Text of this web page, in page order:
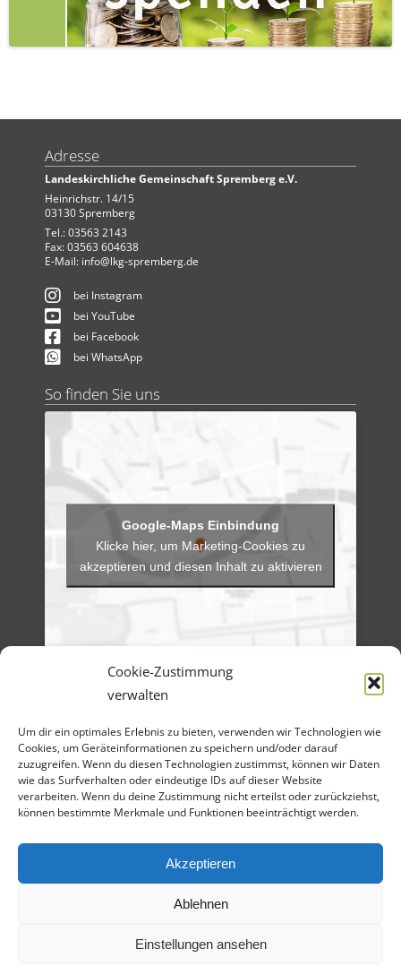
Cookie-Zustimmung
verwalten
Um dir ein optimales Erlebnis zu bieten, verwenden wir Technologien wie
Cookies, um Geräteinformationen zu speichern und/oder darauf
zuzugreifen. Wenn du diesen Technologien zustimmst, können wir Daten
wie das Surfverhalten oder eindeutige IDs auf dieser Website
verarbeiten. Wenn du deine Zustimmung nicht erteilst oder zurückziehst,
können bestimmte Merkmale und Funktionen beeinträchtigt werden.
Akzeptieren
Ablehnen
Einstellungen ansehen
Adresse
Landeskirchliche Gemeinschaft Spremberg e.V.
Heinrichstr. 14/15
03130 Spremberg
Tel.: 03563 2143
Fax: 03563 604638
E-Mail: info@lkg-spremberg.de
bei Instagram
bei YouTube
bei Facebook
bei WhatsApp
So finden Sie uns
Klicke hier, um Marketing-Cookies zu
akzeptieren und diesen Inhalt zu aktivieren
Artikel-Archiv
Veranstaltungen
Angebote
Bilder-Galerien
Material
Spenden
Kontakt
Datenschutz